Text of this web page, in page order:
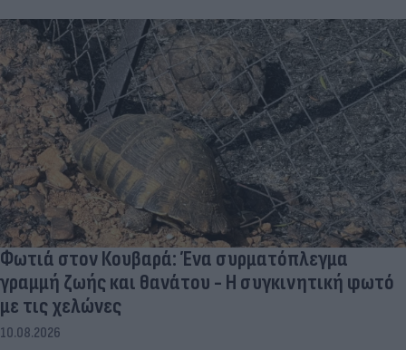
επιδότησης
10.08.2026
Φωτιά στον Κουβαρά: Ένα συρματόπλεγμα